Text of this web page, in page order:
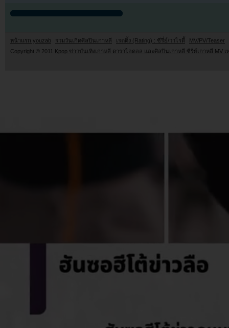
หน้าแรก youzab รวมวันเกิดศิลปินเกาหลี เรตติ้ง (Rating) : ซีรี่ย์/วาไรตี้
MV/PV/Teaser
Copyright © 2011 Kpop ข่าวบันเทิงเกาหลี ดาราไอดอล และศิลปินเกาหลี ซีรี่ย์เกาหลี MV